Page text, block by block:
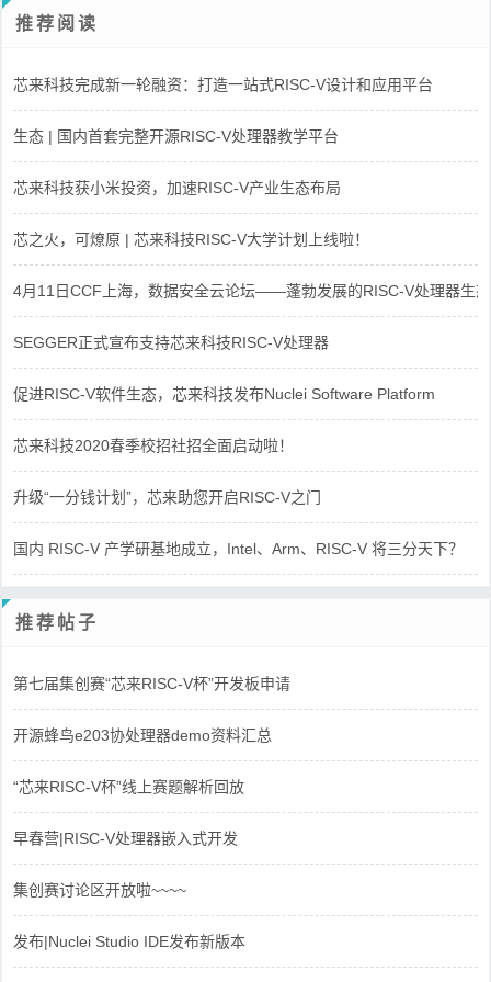
推荐阅读
芯来科技完成新一轮融资：打造一站式RISC-V设计和应用平台
生态 | 国内首套完整开源RISC-V处理器教学平台
芯来科技获小米投资，加速RISC-V产业生态布局
芯之火，可燎原 | 芯来科技RISC-V大学计划上线啦！
4月11日CCF上海，数据安全云论坛——蓬勃发展的RISC-V处理器生态
SEGGER正式宣布支持芯来科技RISC-V处理器
促进RISC-V软件生态，芯来科技发布Nuclei Software Platform
芯来科技2020春季校招社招全面启动啦！
升级“一分钱计划”，芯来助您开启RISC-V之门
国内 RISC-V 产学研基地成立，Intel、Arm、RISC-V 将三分天下？
推荐帖子
第七届集创赛“芯来RISC-V杯”开发板申请
开源蜂鸟e203协处理器demo资料汇总
“芯来RISC-V杯”线上赛题解析回放
早春营|RISC-V处理器嵌入式开发
集创赛讨论区开放啦~~~~
发布|Nuclei Studio IDE发布新版本